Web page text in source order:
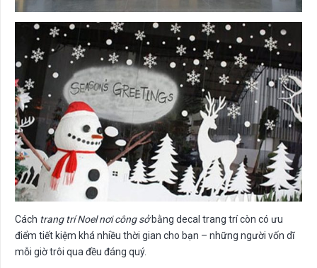
Cách trang trí Noel nơi công sởbằng decal trang trí còn có ưu
điểm tiết kiệm khá nhiều thời gian cho bạn – những người vốn dĩ
mỗi giờ trôi qua đều đáng quý.